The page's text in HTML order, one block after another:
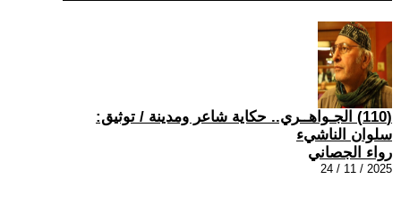
(110) الجـواهــري.. حكاية شاعر ومدينة / توثيق:
سلوان الناشيء
رواء الجصاني
2025 / 11 / 24